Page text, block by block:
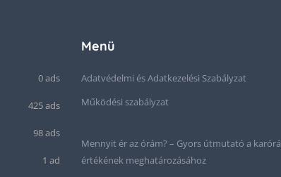
0 ads
425 ads
98 ads
1 ad
Menü
Adatvédelmi és Adatkezelési Szabályzat
Működési szabályzat
Mennyit ér az órám? – Gyors útmutató a
értékének meghatározásához